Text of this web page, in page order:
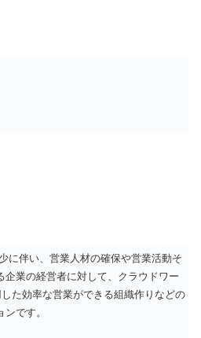
に伴い、営業人材の確保や営業活動そ
企業の経営者に対して、クラウドワー
た効率な営業ができる組織作りなどの
です。